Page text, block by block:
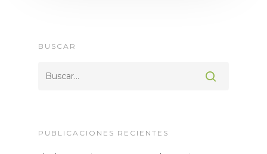
BUSCAR
PUBLICACIONES RECIENTES